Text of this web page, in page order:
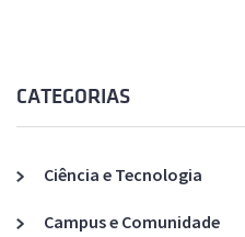
CATEGORIAS
Ciência e Tecnologia
Campus e Comunidade